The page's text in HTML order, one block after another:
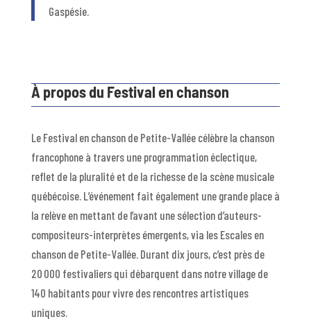
Gaspésie.
À propos du Festival en chanson
Le Festival en chanson de Petite-Vallée célèbre la chanson
francophone à travers une programmation éclectique,
reflet de la pluralité et de la richesse de la scène musicale
québécoise. L’événement fait également une grande place à
la relève en mettant de l’avant une sélection d’auteurs-
compositeurs-interprètes émergents, via les Escales en
chanson de Petite-Vallée. Durant dix jours, c’est près de
20 000 festivaliers qui débarquent dans notre village de
140 habitants pour vivre des rencontres artistiques
uniques.